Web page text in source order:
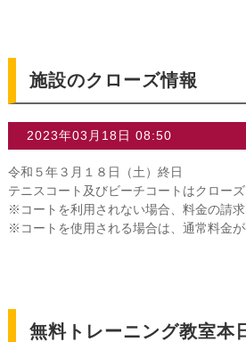
施設のクローズ情報
2023年03月18日 08:50
令和５年３月１８日（土）終日
テニスコート及びビーチコートはクローズ
※コートを利用されない場合、料金の請求
※コートを使用される場合は、通常料金が
無料トレーニング教室本